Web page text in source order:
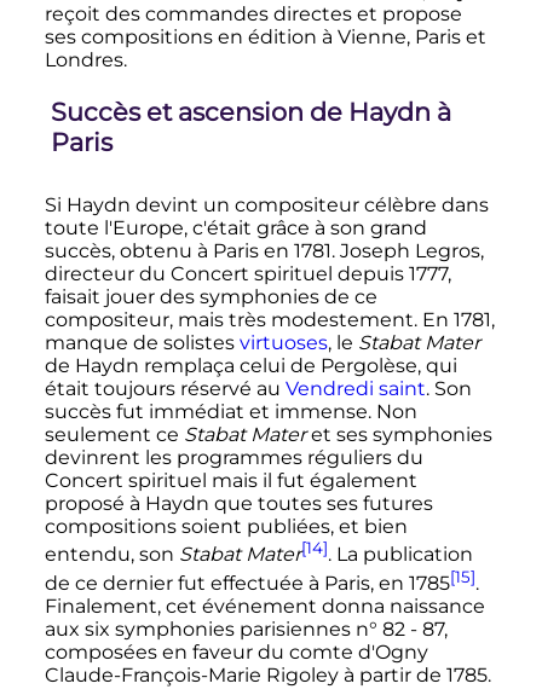
reçoit des commandes directes et propose
ses compositions en édition à Vienne, Paris et
Londres.
Succès et ascension de Haydn à
Paris
Si Haydn devint un compositeur célèbre dans
toute l'Europe, c'était grâce à son grand
succès, obtenu à Paris en 1781. Joseph Legros,
directeur du Concert spirituel depuis 1777,
faisait jouer des symphonies de ce
compositeur, mais très modestement. En 1781,
manque de solistes virtuoses, le Stabat Mater
de Haydn remplaça celui de Pergolèse, qui
était toujours réservé au Vendredi saint. Son
succès fut immédiat et immense. Non
seulement ce Stabat Materet ses symphonies
devinrent les programmes réguliers du
Concert spirituel mais il fut également
proposé à Haydn que toutes ses futures
compositions soient publiées, et bien
entendu, son Stabat Mater[14]. La publication
de ce dernier fut effectuée à Paris, en 1785[15].
Finalement, cet événement donna naissance
aux six symphonies parisiennes n° 82 - 87,
composées en faveur du comte d'Ogny
Claude-François-Marie Rigoley à partir de 1785.